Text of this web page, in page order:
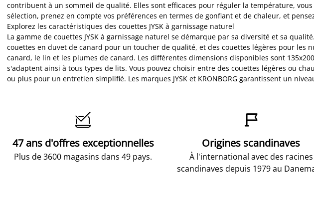
contribuent à un sommeil de qualité. Elles sont efficaces pour réguler la température,
sélection, prenez en compte vos préférences en termes de gonflant et de chaleur, et
Explorez les caractéristiques des couettes JYSK à garnissage naturel
La gamme de couettes JYSK à garnissage naturel se démarque par sa diversité et sa
couettes en duvet de canard pour un toucher de qualité, et des couettes légères pour les
canard, le lin et les plumes de canard. Les différentes dimensions disponibles sont
s'adaptent ainsi à tous types de lits. Vous pouvez choisir entre des couettes légères ou
ou plus pour un entretien simplifié. Les marques JYSK et KRONBORG garantissent un

47 ans d'offres exceptionnelles
Plus de 3600 magasins dans 49 pays.

Origines scandinaves
À l'international avec des racines
scandinaves depuis 1979 au